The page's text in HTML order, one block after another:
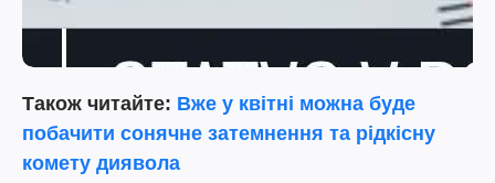
Також читайте: Вже у квітні можна буде
побачити сонячне затемнення та рідкісну
комету диявола